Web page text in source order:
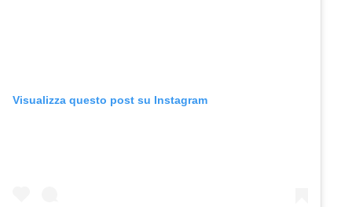
Visualizza questo post su Instagram